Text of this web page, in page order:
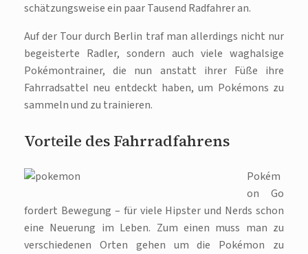
schätzungsweise ein paar Tausend Radfahrer an.
Auf der Tour durch Berlin traf man allerdings nicht nur
begeisterte Radler, sondern auch viele waghalsige
Pokémontrainer, die nun anstatt ihrer Füße ihre
Fahrradsattel neu entdeckt haben, um Pokémons zu
sammeln und zu trainieren.
Vorteile des Fahrradfahrens
Pokém
on Go
fordert Bewegung – für viele Hipster und Nerds schon
eine Neuerung im Leben. Zum einen muss man zu
verschiedenen Orten gehen um die Pokémon zu